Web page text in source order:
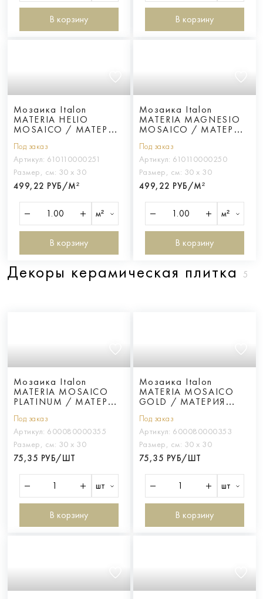
В корзину В корзину
Мозаика Italon
MATERIA HELIO
MOSAICO / МАТЕРИЯ
Под заказ
Артикул: 610110000251
Размер, см: 30 х 30
499,22 РУБ/М²
м²
В корзину
Мозаика Italon
MATERIA MAGNESIO
MOSAICO / МАТЕРИЯ
Под заказ
Артикул: 610110000250
Размер, см: 30 х 30
499,22 РУБ/М²
м²
В корзину
Декоры керамическая плитка 5
Мозаика Italon
MATERIA MOSAICO
PLATINUM / МАТЕРИЯ
Под заказ
Артикул: 600080000355
Размер, см: 30 х 30
75,35 РУБ/ШТ
шт
В корзину
Мозаика Italon
MATERIA MOSAICO
GOLD / МАТЕРИЯ
Под заказ
Артикул: 600080000353
Размер, см: 30 х 30
75,35 РУБ/ШТ
шт
В корзину